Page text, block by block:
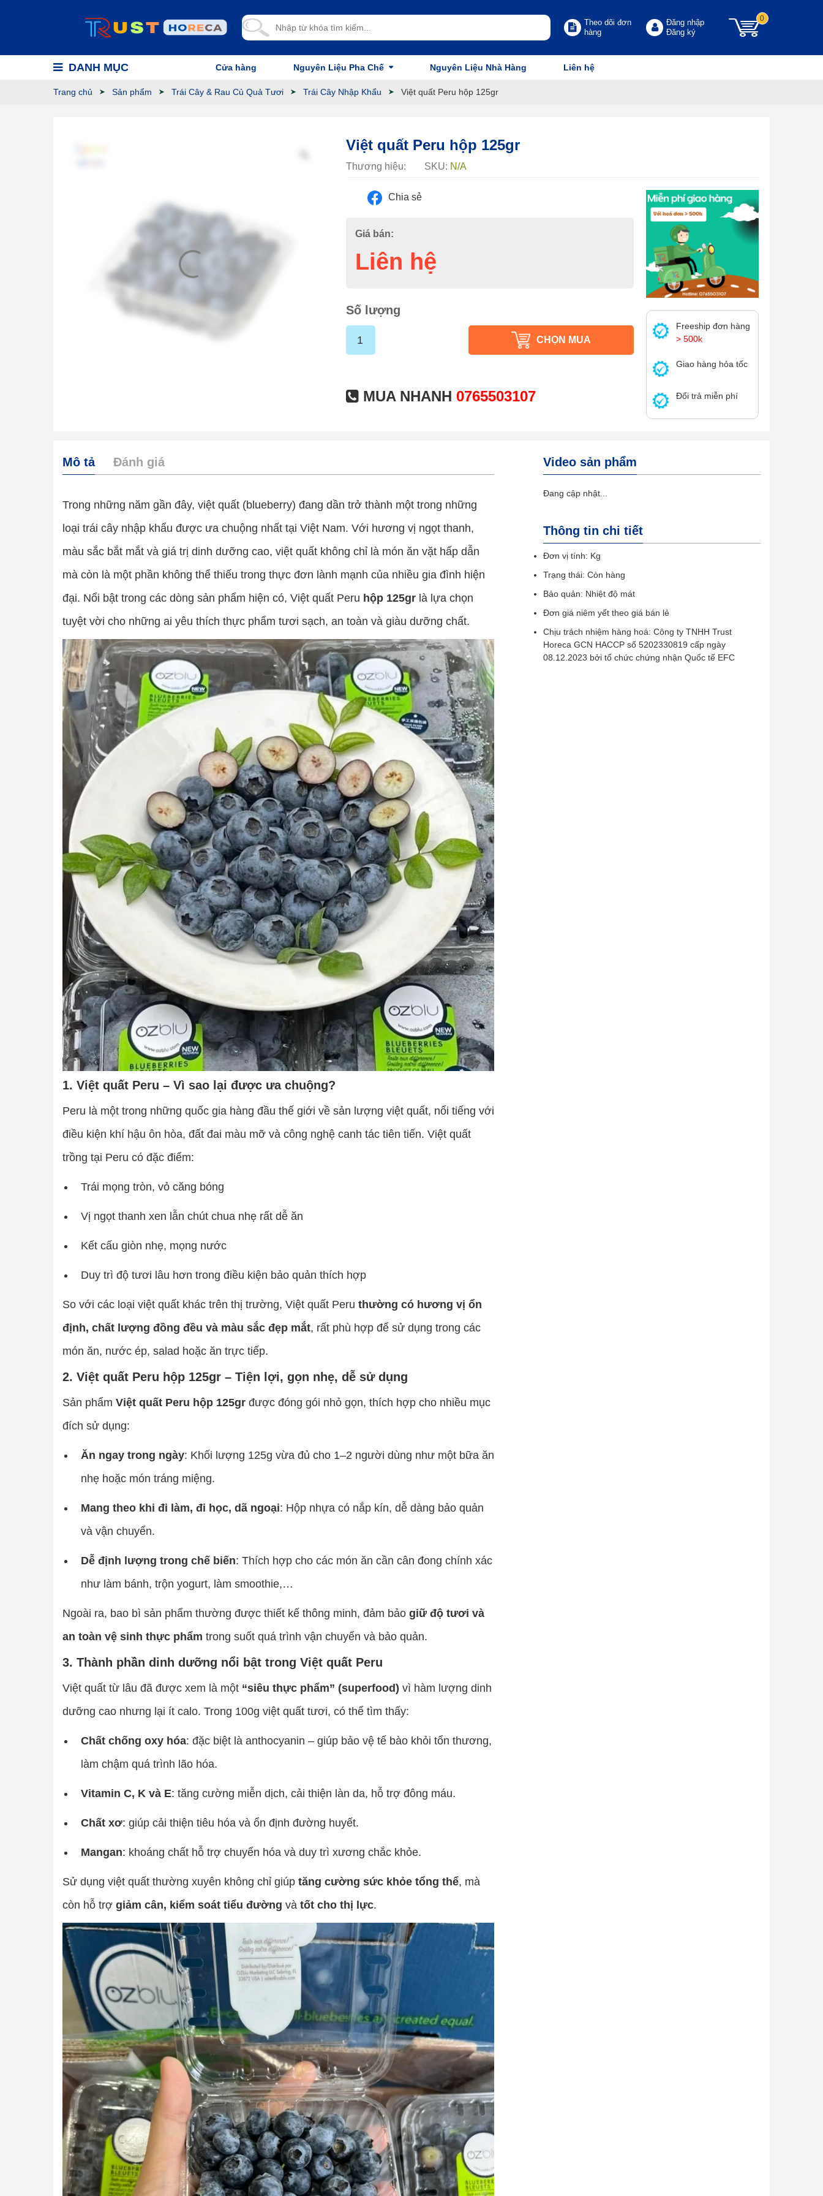
Theo dõi đơn
hàng
Đăng nhập
Đăng ký
0
DANH MỤC Cửa hàng Nguyên Liệu Pha Chế Nguyên Liệu Nhà Hàng Liên hệ
Trang chủ Sản phẩm Trái Cây & Rau Củ Quả Tươi Trái Cây Nhập Khẩu Việt quất Peru hộp 125gr
Việt quất Peru hộp 125gr
Thương hiệu: SKU: N/A
Chia sẻ
Giá bán:
Liên hệ
Số lượng
CHỌN MUA
MUA NHANH 0765503107
Freeship đơn hàng
> 500k
Giao hàng hỏa tốc
Đổi trả miễn phí
Mô tả Đánh giá
Trong những năm gần đây, việt quất (blueberry) đang dần trở thành một trong những
loại trái cây nhập khẩu được ưa chuộng nhất tại Việt Nam. Với hương vị ngọt thanh,
màu sắc bắt mắt và giá trị dinh dưỡng cao, việt quất không chỉ là món ăn vặt hấp dẫn
mà còn là một phần không thể thiếu trong thực đơn lành mạnh của nhiều gia đình hiện
đại. Nổi bật trong các dòng sản phẩm hiện có, Việt quất Peru hộp 125gr là lựa chọn
tuyệt vời cho những ai yêu thích thực phẩm tươi sạch, an toàn và giàu dưỡng chất.
1. Việt quất Peru – Vì sao lại được ưa chuộng?
Peru là một trong những quốc gia hàng đầu thế giới về sản lượng việt quất, nổi tiếng với
điều kiện khí hậu ôn hòa, đất đai màu mỡ và công nghệ canh tác tiên tiến. Việt quất
trồng tại Peru có đặc điểm:
Trái mọng tròn, vỏ căng bóng
Vị ngọt thanh xen lẫn chút chua nhẹ rất dễ ăn
Kết cấu giòn nhẹ, mọng nước
Duy trì độ tươi lâu hơn trong điều kiện bảo quản thích hợp
So với các loại việt quất khác trên thị trường, Việt quất Peru thường có hương vị ổn
định, chất lượng đồng đều và màu sắc đẹp mắt, rất phù hợp để sử dụng trong các
món ăn, nước ép, salad hoặc ăn trực tiếp.
2. Việt quất Peru hộp 125gr – Tiện lợi, gọn nhẹ, dễ sử dụng
Sản phẩm Việt quất Peru hộp 125gr được đóng gói nhỏ gọn, thích hợp cho nhiều mục
đích sử dụng:
Ăn ngay trong ngày: Khối lượng 125g vừa đủ cho 1–2 người dùng như một bữa ăn
nhẹ hoặc món tráng miệng.
Mang theo khi đi làm, đi học, dã ngoại: Hộp nhựa có nắp kín, dễ dàng bảo quản
và vận chuyển.
Dễ định lượng trong chế biến: Thích hợp cho các món ăn cần cân đong chính xác
như làm bánh, trộn yogurt, làm smoothie,…
Ngoài ra, bao bì sản phẩm thường được thiết kế thông minh, đảm bảo giữ độ tươi và
an toàn vệ sinh thực phẩm trong suốt quá trình vận chuyển và bảo quản.
3. Thành phần dinh dưỡng nổi bật trong Việt quất Peru
Việt quất từ lâu đã được xem là một “siêu thực phẩm” (superfood) vì hàm lượng dinh
dưỡng cao nhưng lại ít calo. Trong 100g việt quất tươi, có thể tìm thấy:
Chất chống oxy hóa: đặc biệt là anthocyanin – giúp bảo vệ tế bào khỏi tổn thương,
làm chậm quá trình lão hóa.
Vitamin C, K và E: tăng cường miễn dịch, cải thiện làn da, hỗ trợ đông máu.
Chất xơ: giúp cải thiện tiêu hóa và ổn định đường huyết.
Mangan: khoáng chất hỗ trợ chuyển hóa và duy trì xương chắc khỏe.
Sử dụng việt quất thường xuyên không chỉ giúp tăng cường sức khỏe tổng thể, mà
còn hỗ trợ giảm cân, kiểm soát tiểu đường và tốt cho thị lực.
Video sản phẩm
Đang cập nhật...
Thông tin chi tiết
Đơn vị tính: Kg
Trạng thái: Còn hàng
Bảo quản: Nhiệt độ mát
Đơn giá niêm yết theo giá bán lẻ
Chịu trách nhiệm hàng hoá: Công ty TNHH Trust
Horeca GCN HACCP số 5202330819 cấp ngày
08.12.2023 bởi tổ chức chứng nhận Quốc tế EFC